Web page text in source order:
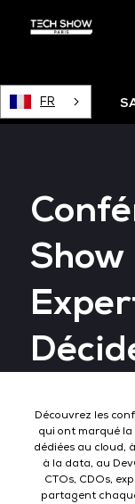
FR
Devops Live
Cloud & Cyber
Show
Découvrez les
qui ont marqué
dédiées au cloud,
à la data, au
CTOs, CDOs,
partagent